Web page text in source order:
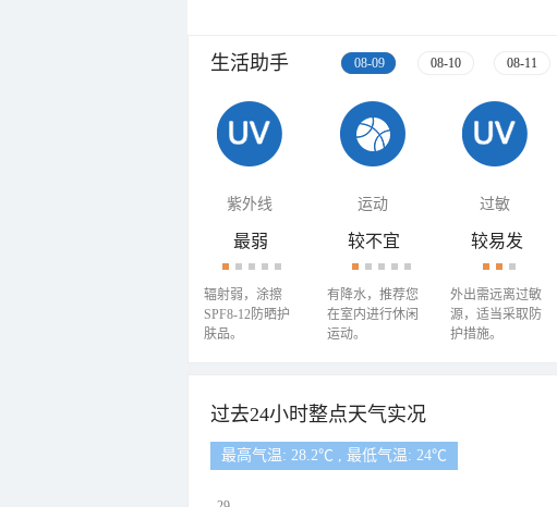
生活助手 08-09 08-10 08-11
紫外线 运动 过敏
最弱
辐射弱，涂擦
SPF8-12防晒护
肤品。
较不宜
有降水，推荐您
在室内进行休闲
运动。
较易发
外出需远离过敏
源，适当采取防
护措施。
过去24小时整点天气实况
最高气温: 28.2℃ , 最低气温: 24℃